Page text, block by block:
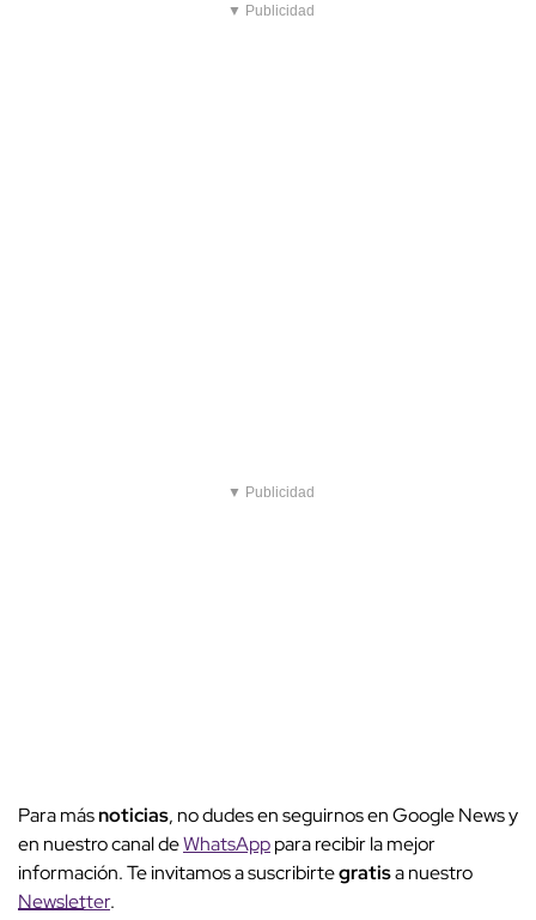
▼ Publicidad
▼ Publicidad
Para másnoticias, no dudes en seguirnos en Google News y
en nuestro canal deWhatsApppara recibir la mejor
información. Te invitamos a suscribirtegratisa nuestro
Newsletter.